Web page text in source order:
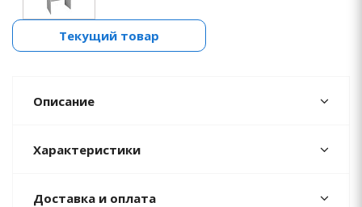
Текущий товар
Описание
Характеристики
Доставка и оплата